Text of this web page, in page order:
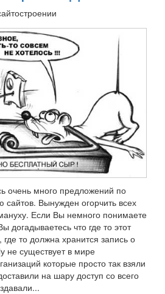
очень много предложений по
сайтов. Вынужден огорчить всех
Если Вы немного понимаете
догадываетесь что где то этот
то должна хранится запись о
не существует в мире
которые просто так взяли
на шару доступ со всего